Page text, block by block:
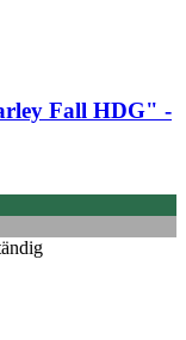
Fall HDG" -​